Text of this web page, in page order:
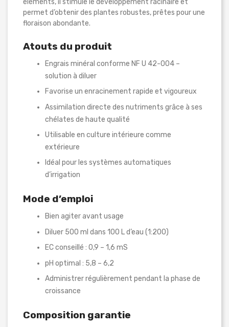
permet d’obtenir des plantes robustes, prêtes pour une
floraison abondante.
Atouts du produit
Engrais minéral conforme NF U 42-004 –
solution à diluer
Favorise un enracinement rapide et vigoureux
Assimilation directe des nutriments grâce à ses
chélates de haute qualité
Utilisable en culture intérieure comme
extérieure
Idéal pour les systèmes automatiques
d’irrigation
Mode d’emploi
Bien agiter avant usage
Diluer 500 ml dans 100 L d’eau (1:200)
EC conseillé : 0,9 – 1,6 mS
pH optimal : 5,8 – 6,2
Administrer régulièrement pendant la phase de
croissance
Composition garantie